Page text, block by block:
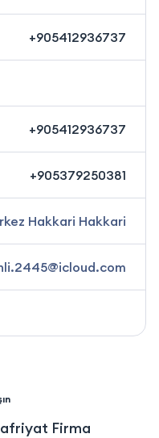
+905412936737
+905412936737
+905379250381
Hakkari Hakkari
Firma